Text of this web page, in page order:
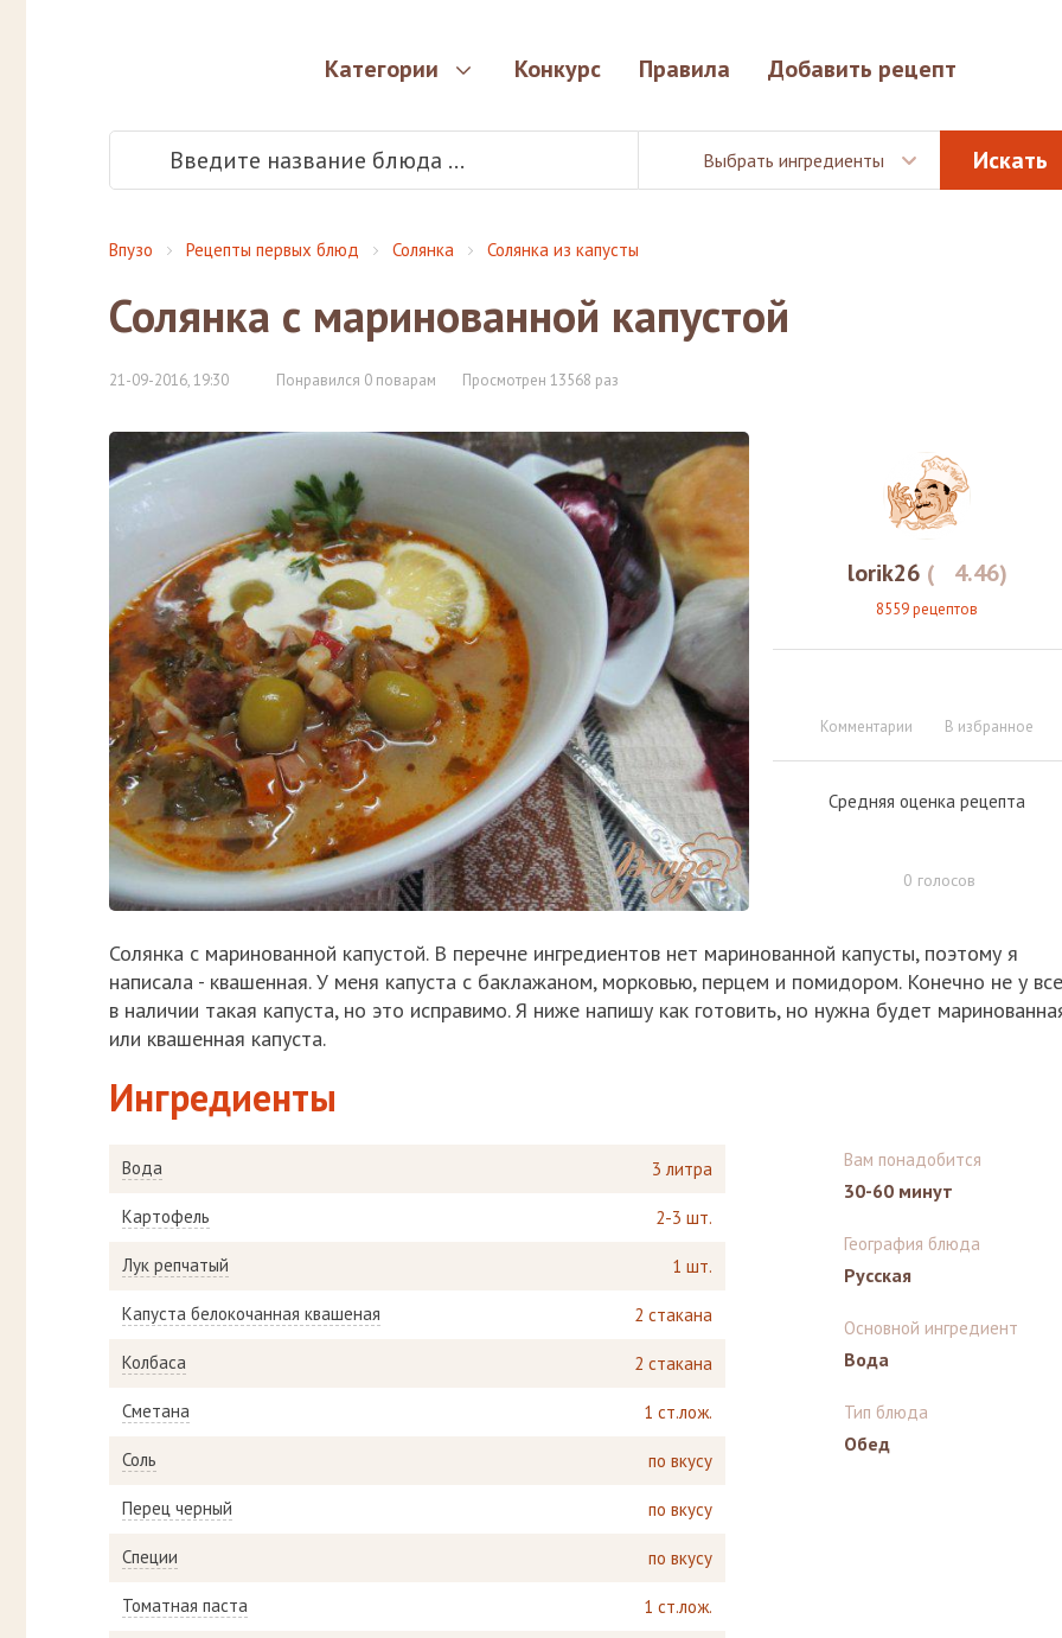
Категории Конкурс Правила Добавить рецепт
Выбрать ингредиенты
Впузо Рецепты первых блюд Солянка Солянка из капусты
Солянка с маринованной капустой
21-09-2016, 19:30 Понравился 0 поварам Просмотрен 13568 раз
lorik26 ( 4.46)
8559 рецептов
Комментарии В избранное
Средняя оценка рецепта
0 голосов
Солянка с маринованной капустой. В перечне ингредиентов нет маринованной капусты, поэтому я
написала - квашенная. У меня капуста с баклажаном, морковью, перцем и помидором. Конечно не у
в наличии такая капуста, но это исправимо. Я ниже напишу как готовить, но нужна будет
или квашенная капуста.
Ингредиенты
Вода 3 литра
Картофель 2-3 шт.
Лук репчатый 1 шт.
Капуста белокочанная квашеная 2 стакана
Колбаса 2 стакана
Сметана 1 ст.лож.
Соль по вкусу
Перец черный по вкусу
Специи по вкусу
Томатная паста 1 ст.лож.
Вам понадобится
30-60 минут
География блюда
Русская
Основной ингредиент
Вода
Тип блюда
Обед